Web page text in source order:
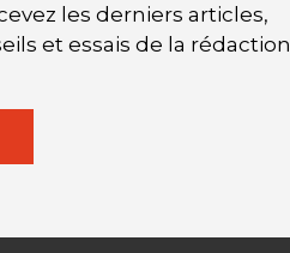
les derniers articles,
et essais de la rédaction